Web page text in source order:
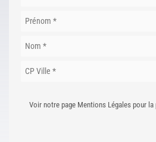
Voir notre page Mentions Légales pour